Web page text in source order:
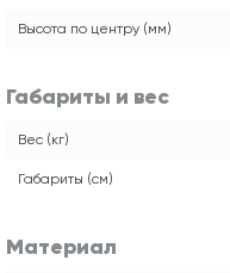
Высота по центру (мм)
Габариты и вес
Вес (кг)
Габариты (см)
Материал